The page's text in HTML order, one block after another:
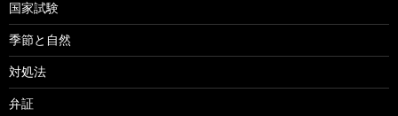
国家試験
季節と自然
対処法
弁証